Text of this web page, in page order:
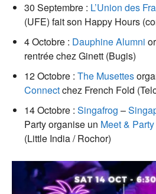
30 Septembre : L’Union des
(UFE) fait son Happy Hours
4 Octobre : Dauphine Alumni
rentrée chez Ginett (Bugis)
12 Octobre : The Musettes
Connectchez French Fold
14 Octobre : Singafrog –
Party organise un Meet & Party
(Little India / Rochor)